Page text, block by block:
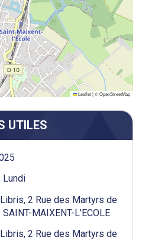
Leaflet|©OpenStreetMap
UTILES
Lundi
2 Rue des Martyrs de
MAIXENT-L'ECOLE
2 Rue des Martyrs de